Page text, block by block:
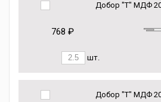
Добор "Т" МДФ
768 ₽
шт.
Добор "Т" МДФ